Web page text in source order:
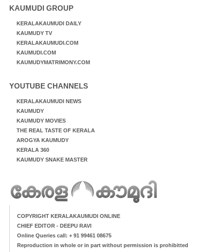
KAUMUDI GROUP
KERALAKAUMUDI DAILY
KAUMUDY TV
KERALAKAUMUDI.COM
KAUMUDI.COM
KAUMUDYMATRIMONY.COM
YOUTUBE CHANNELS
KERALAKAUMUDI NEWS
KAUMUDY
KAUMUDY MOVIES
THE REAL TASTE OF KERALA
AROGYA KAUMUDY
KERALA 360
KAUMUDY SNAKE MASTER
COPYRIGHT KERALAKAUMUDI ONLINE
CHIEF EDITOR - DEEPU RAVI
Online Queries call: + 91 99461 08675
Reproduction in whole or in part without permission is prohibitted